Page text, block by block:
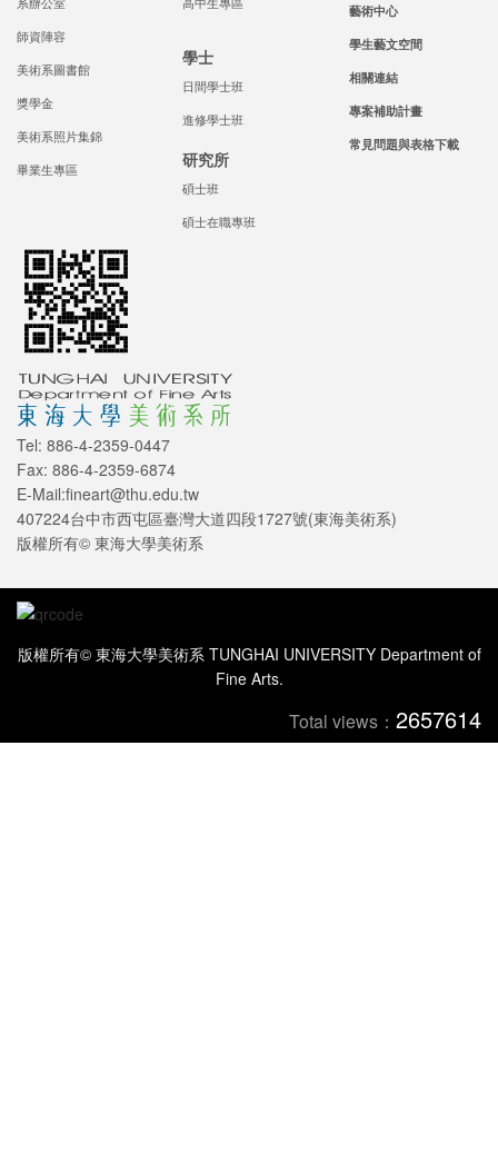
師資陣容
美術系圖書館
獎學金
美術系照片集錦
畢業生專區
學士
日間學士班
進修學士班
研究所
碩士班
碩士在職專班
藝術中心
學生藝文空間
相關連結
專案補助計畫
常見問題與表格下載
Tel: 886-4-2359-0447
Fax: 886-4-2359-6874
E-Mail:fineart@thu.edu.tw
407224台中市西屯區臺灣大道四段1727號(東海美術系)
版權所有© 東海大學美術系
版權所有© 東海大學美術系 TUNGHAI UNIVERSITY Department of
Fine Arts.
Total views： 2657614